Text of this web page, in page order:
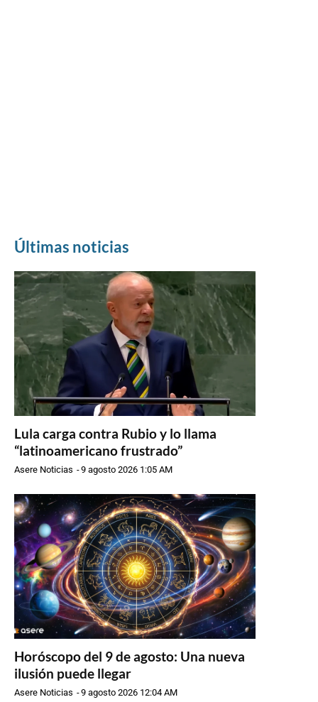
Últimas noticias
Lula carga contra Rubio y lo llama
“latinoamericano frustrado”
Asere Noticias -9 agosto 2026 1:05 AM
Horóscopo del 9 de agosto: Una nueva
ilusión puede llegar
Asere Noticias -9 agosto 2026 12:04 AM